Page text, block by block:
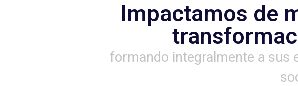
Impactamos de
formando integralmente a sus